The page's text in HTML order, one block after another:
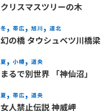
クリスマスツリーの木
冬 帯広 旭川 道北
幻の橋 タウシュベツ川橋梁
夏 小樽 道央
まるで別世界 「神仙沼」
夏 帯広 道央
女人禁止伝説 神威岬